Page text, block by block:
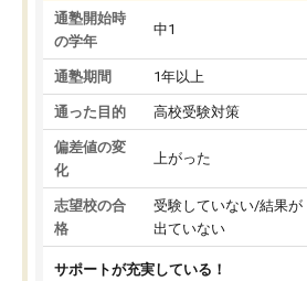
通塾開始時
の学年
中1
通塾期間 1年以上
通った目的 高校受験対策
偏差値の変
化
上がった
志望校の合
格
受験していない/結果が
出ていない
サポートが充実している！